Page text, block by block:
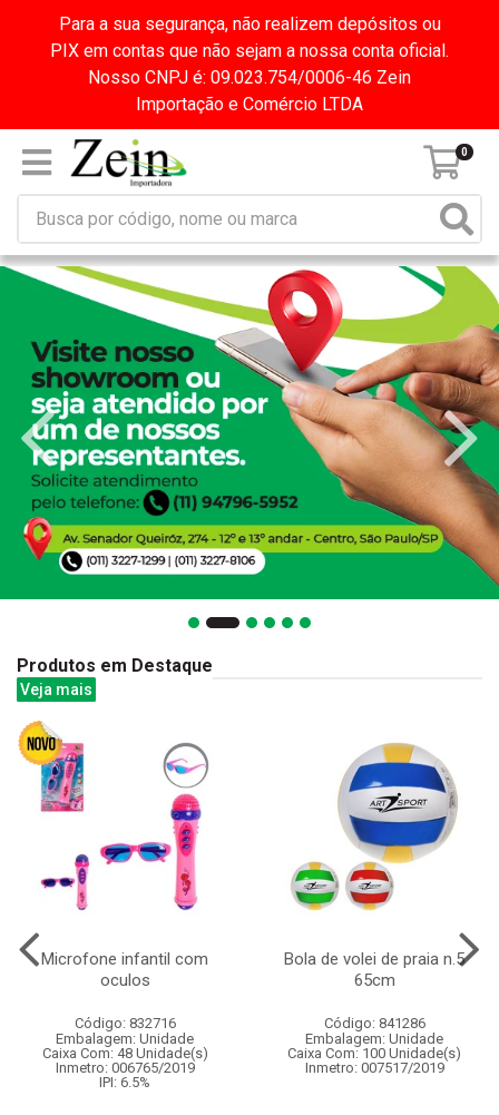
Para a sua segurança, não realizem depósitos ou
PIX em contas que não sejam a nossa conta oficial.
Nosso CNPJ é: 09.023.754/0006-46 Zein
Importação e Comércio LTDA
0
Produtos em Destaque
Veja mais
Microfone infantil com
oculos
Código: 832716
Embalagem: Unidade
Caixa Com: 48 Unidade(s)
Inmetro: 006765/2019
IPI: 6.5%
Bola de volei de praia n.5
65cm
Código: 841286
Embalagem: Unidade
Caixa Com: 100 Unidade(s)
Inmetro: 007517/2019